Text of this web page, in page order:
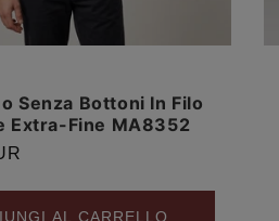
Senza Bottoni In Filo
Extra-Fine MA8352
AL CARRELLO